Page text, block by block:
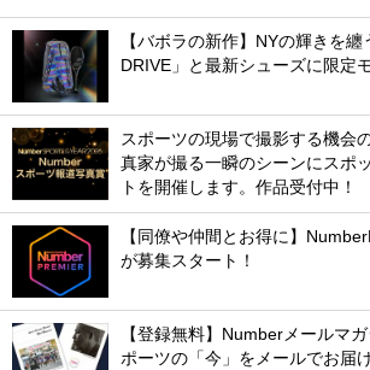
【バボラの新作】NYの輝きを纏
DRIVE」と最新シューズに限定
スポーツの現場で撮影する機会
真家が撮る一瞬のシーンにスポ
トを開催します。作品受付中！
【同僚や仲間とお得に】
が募集スタート！
【登録無料】Numberメールマ
ポーツの「今」をメールでお届け